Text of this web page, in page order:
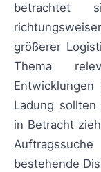
betrachtet
größerer
Thema
Ladung
in Betracht
bestehende